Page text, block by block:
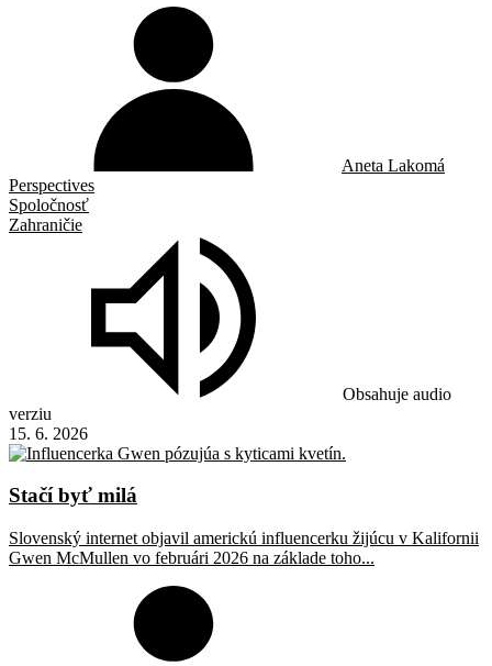
Aneta Lakomá
Perspectives
Spoločnosť
Zahraničie
Obsahuje audio
verziu
15. 6. 2026
Stačí byť milá
Slovenský internet objavil americkú influencerku žijúcu v Kalifornii
Gwen McMullen vo februári 2026 na základe toho...